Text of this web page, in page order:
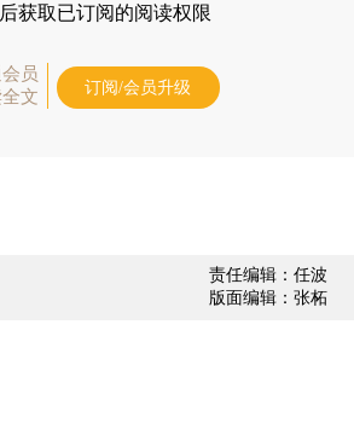
后获取已订阅的阅读权限
员
文
订阅/会员升级
责任编辑：任波
版面编辑：张柘